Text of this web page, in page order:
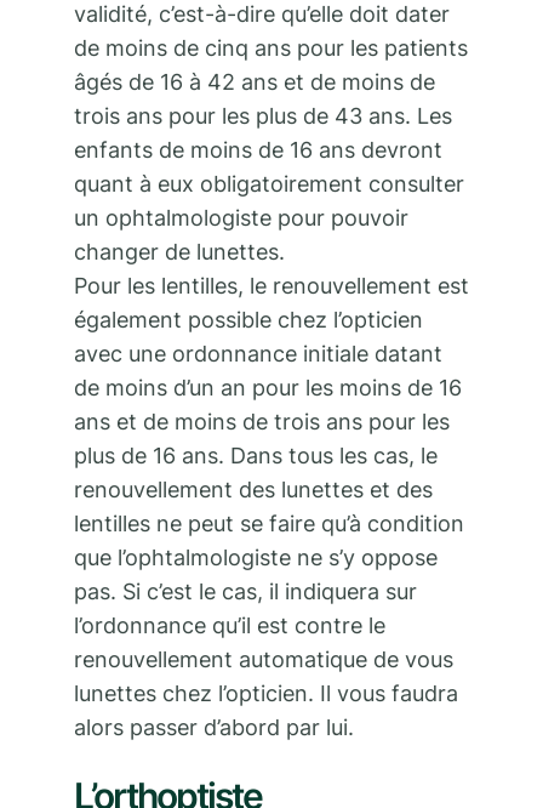
validité, c’est-à-dire qu’elle doit dater
de moins de cinq ans pour les patients
âgés de 16 à 42 ans et de moins de
trois ans pour les plus de 43 ans. Les
enfants de moins de 16 ans devront
quant à eux obligatoirement consulter
un ophtalmologiste pour pouvoir
changer de lunettes.
Pour les lentilles, le renouvellement est
également possible chez l’opticien
avec une ordonnance initiale datant
de moins d’un an pour les moins de 16
ans et de moins de trois ans pour les
plus de 16 ans. Dans tous les cas, le
renouvellement des lunettes et des
lentilles ne peut se faire qu’à condition
que l’ophtalmologiste ne s’y oppose
pas. Si c’est le cas, il indiquera sur
l’ordonnance qu’il est contre le
renouvellement automatique de vous
lunettes chez l’opticien. Il vous faudra
alors passer d’abord par lui.
L’orthoptiste